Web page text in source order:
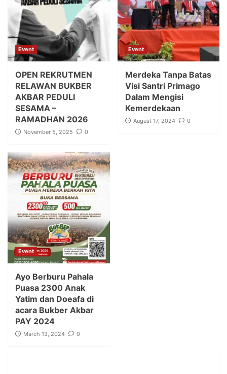
Event
OPEN REKRUTMEN
RELAWAN BUKBER
AKBAR PEDULI
SESAMA –
RAMADHAN 2026
November 5, 2025 0
Event
Merdeka Tanpa Batas
Visi Santri Primago
Dalam Mengisi
Kemerdekaan
August 17, 2024 0
Event
Ayo Berburu Pahala
Puasa 2300 Anak
Yatim dan Doeafa di
acara Bukber Akbar
PAY 2024
March 13, 2024 0